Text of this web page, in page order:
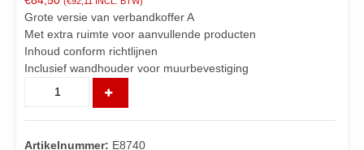
Grote versie van verbandkoffer A
Met extra ruimte voor aanvullende producten
Inhoud conform richtlijnen
Inclusief wandhouder voor muurbevestiging
groot
Artikelnummer: E8740